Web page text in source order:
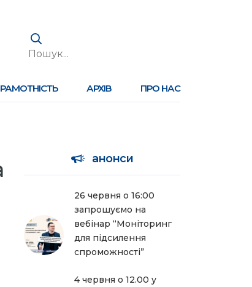
АРХІВ ПРО НАС
анонси
26 червня о 16:00
запрошуємо на
вебінар “Моніторинг
для підсилення
спроможності”
4 червня о 12.00 у